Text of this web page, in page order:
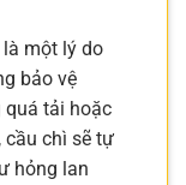
một lý do
bảo vệ
quá tải hoặc
cầu chì sẽ tự
hỏng lan